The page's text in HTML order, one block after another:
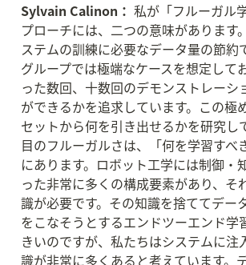
Sylvain Calinon： 私が「フルーガル
プローチには、二つの意味があります
ステムの訓練に必要なデータ量の節約
グループでは極端なケースを想定して
った数回、十数回のデモンストレーシ
ができるかを追求しています。この極
セットから何を引き出せるかを研究し
目のフルーガルさは、「何を学習すべ
にあります。ロボット工学には制御・
った非常に多くの構成要素があり、そ
識が必要です。その知識を捨ててデー
をこなそうとするエンドツーエンド学
きいのですが、私たちはシステムに注
識が非常に多くあると考えています。